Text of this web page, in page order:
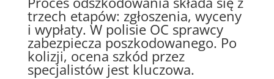
trzech etapów: zgłoszenia, wyceny
i wypłaty. W polisie OC sprawcy
zabezpiecza poszkodowanego. Po
kolizji, ocena szkód przez
specjalistów jest kluczowa.